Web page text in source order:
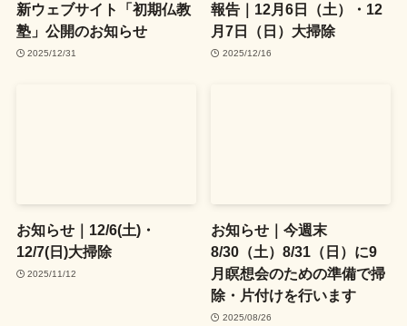
新ウェブサイト「初期仏教
塾」公開のお知らせ
2025/12/31
報告｜12月6日（土）・12
月7日（日）大掃除
2025/12/16
お知らせ｜12/6(土)・
12/7(日)大掃除
2025/11/12
お知らせ｜今週末
8/30（土）8/31（日）に9
月瞑想会のための準備で掃
除・片付けを行います
2025/08/26